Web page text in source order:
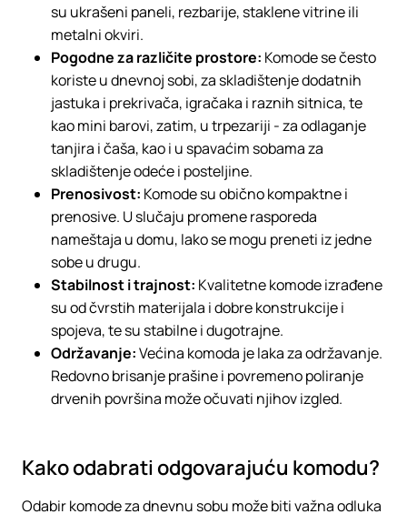
su ukrašeni paneli, rezbarije, staklene vitrine ili
metalni okviri.
Pogodne za različite prostore: Komode se često
koriste u dnevnoj sobi, za skladištenje dodatnih
jastuka i prekrivača, igračaka i raznih sitnica, te
kao mini barovi, zatim, u trpezariji - za odlaganje
tanjira i čaša, kao i u spavaćim sobama za
skladištenje odeće i posteljine.
Prenosivost: Komode su obično kompaktne i
prenosive. U slučaju promene rasporeda
nameštaja u domu, lako se mogu preneti iz jedne
sobe u drugu.
Stabilnost i trajnost: Kvalitetne komode izrađene
su od čvrstih materijala i dobre konstrukcije i
spojeva, te su stabilne i dugotrajne.
Održavanje:Većina komoda je laka za održavanje.
Redovno brisanje prašine i povremeno poliranje
drvenih površina može očuvati njihov izgled.
Kako odabrati odgovarajuću komodu?
Odabir komode za dnevnu sobu može biti važna odluka